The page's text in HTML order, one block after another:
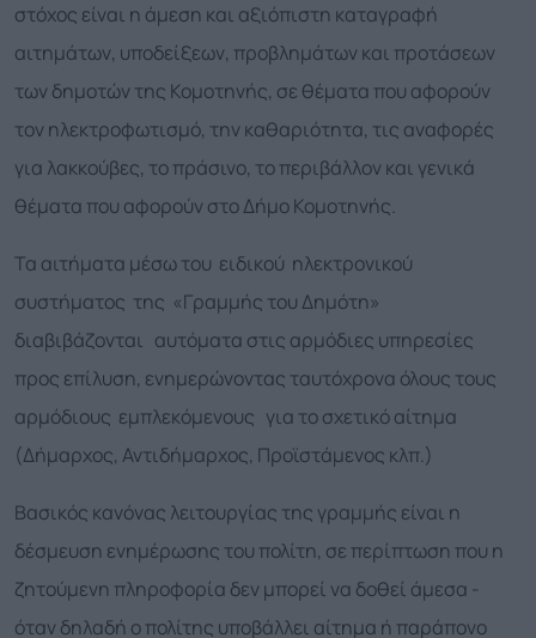
στόχος είναι η άμεση και αξιόπιστη καταγραφή
αιτημάτων, υποδείξεων, προβλημάτων και προτάσεων
των δημοτών της Κομοτηνής, σε θέματα που αφορούν
τον ηλεκτροφωτισμό, την καθαριότητα, τις αναφορές
για λακκούβες, το πράσινο, το περιβάλλον και γενικά
θέματα που αφορούν στο Δήμο Κομοτηνής.
Τα αιτήματα μέσω του ειδικού ηλεκτρονικού
συστήματος της «Γραμμής του Δημότη»
διαβιβάζονται αυτόματα στις αρμόδιες υπηρεσίες
προς επίλυση, ενημερώνοντας ταυτόχρονα όλους τους
αρμόδιους εμπλεκόμενους για το σχετικό αίτημα
(Δήμαρχος, Αντιδήμαρχος, Προϊστάμενος κλπ.)
Βασικός κανόνας λειτουργίας της γραμμής είναι η
δέσμευση ενημέρωσης του πολίτη, σε περίπτωση που η
ζητούμενη πληροφορία δεν μπορεί να δοθεί άμεσα -
όταν δηλαδή ο πολίτης υποβάλλει αίτημα ή παράπονο